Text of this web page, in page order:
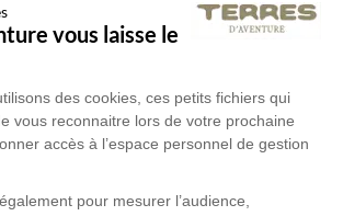
vous laisse le
des cookies, ces petits fichiers qui
vous reconnaitre lors de votre prochaine
accès à l’espace personnel de gestion
pour mesurer l’audience,